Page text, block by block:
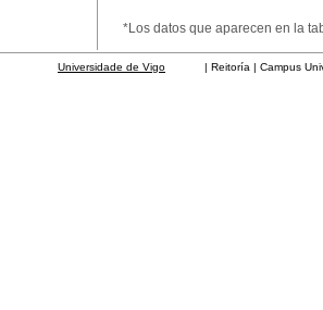
*Los datos que aparecen en la
Universidade de Vigo | Reitoría | Campus